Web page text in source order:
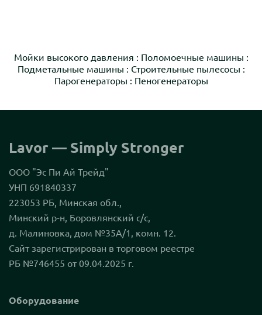
Мойки высокого давления : Поломоечные машины :
Подметальные машины : Строительные пылесосы :
Парогенераторы : Пеногенераторы
Lavor — Simply Stronger
ООО "Эс Пи Ай Трейд"
УНП 691840337
223053 РБ, Минская обл.,
Минский р-н, Боровлянский с/с,
д. Малиновка, дом №35А/1, комн. 12.
Сайт зарегистрирован в торговом реестре
РБ №746455 от 09.04.2025 г.
Оборудование